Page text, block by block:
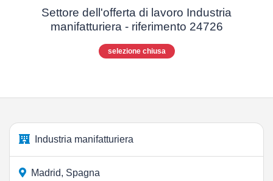
Settore dell'offerta di lavoro Industria
manifatturiera - riferimento 24726
selezione chiusa
Industria manifatturiera
Madrid, Spagna